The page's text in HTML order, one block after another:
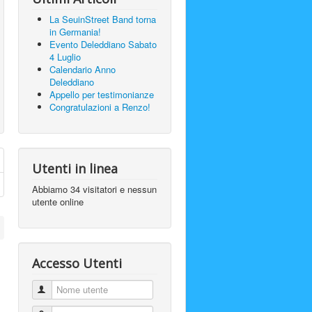
La SeuinStreet Band torna
in Germania!
Evento Deleddiano Sabato
4 Luglio
Calendario Anno
Deleddiano
Appello per testimonianze
Congratulazioni a Renzo!
Utenti in linea
Abbiamo 34 visitatori e nessun
utente online
Accesso Utenti
Nome utente